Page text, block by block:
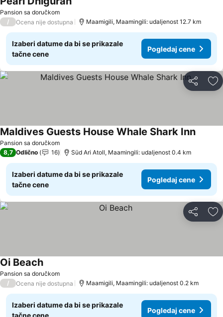
Pansion sa doručkom
/ Ocena nije dostupna Maamigili, Maamingili: udaljenost 12.7 km
Izaberi datume da bi se prikazale
tačne cene
Pogledaj cene
Deli
Pansion sa doručkom
Maldives Guests House Whale Shark Inn
8,7 Odlično 16 Süd Ari Atoll, Maamingili: udaljenost 0.4 km
Izaberi datume da bi se prikazale
tačne cene
Pogledaj cene
Deli
Pansion sa doručkom
Oi Beach
/ Ocena nije dostupna Maamigili, Maamingili: udaljenost 0.2 km
Izaberi datume da bi se prikazale
tačne cene
Pogledaj cene